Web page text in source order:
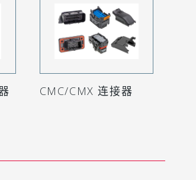
CMC/CMX 连接器